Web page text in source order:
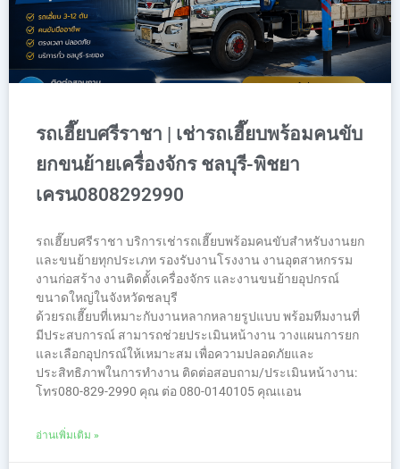
รถเฮี๊ยบศรีราชา | เช่ารถเฮี๊ยบพร้อมคนขับ
ยกขนย้ายเครื่องจักร ชลบุรี-พิชยา
เครน0808292990
รถเฮี๊ยบศรีราชา บริการเช่ารถเฮี๊ยบพร้อมคนขับสำหรับงานยก
และขนย้ายทุกประเภท รองรับงานโรงงาน งานอุตสาหกรรม
งานก่อสร้าง งานติดตั้งเครื่องจักร และงานขนย้ายอุปกรณ์
ขนาดใหญ่ในจังหวัดชลบุรี
ด้วยรถเฮี๊ยบที่เหมาะกับงานหลากหลายรูปแบบ พร้อมทีมงานที่
มีประสบการณ์ สามารถช่วยประเมินหน้างาน วางแผนการยก
และเลือกอุปกรณ์ให้เหมาะสม เพื่อความปลอดภัยและ
ประสิทธิภาพในการทำงาน ติดต่อสอบถาม/ประเมินหน้างาน:
โทร080-829-2990 คุณ ต่อ 080-0140105 คุณเเอน
อ่านเพิ่มเติม »